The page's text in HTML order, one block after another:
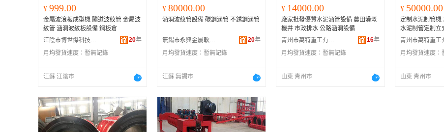
¥ 999.00
金屬波浪板成型機 隧道波紋管 金屬波
紋管 涵洞波紋板設備 鋼板倉
江陰市博世傑科技有限公司
20年
月均發貨速度： 暫無記錄
江蘇 江陰市
¥ 80000.00
涵洞波紋管設備 碳鋼涵管 不銹鋼涵管
無錫市永興金屬軟管有限公司 20年
月均發貨速度： 暫無記錄
江蘇 無錫市
¥ 14000.00
廠家批發優質水泥涵管設備 農田灌溉
機井 市政排水 公路涵洞設備
青州市萬特重工有限公司
16年
月均發貨速度： 暫無記錄
山東 青州市
¥ 50000.00
定制水泥制管機
水泥制管定制立
月均發貨速度：
山東 青州市